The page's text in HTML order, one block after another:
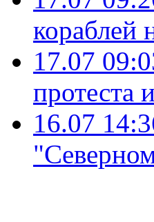
кораблей
17.07
протеста
16.07